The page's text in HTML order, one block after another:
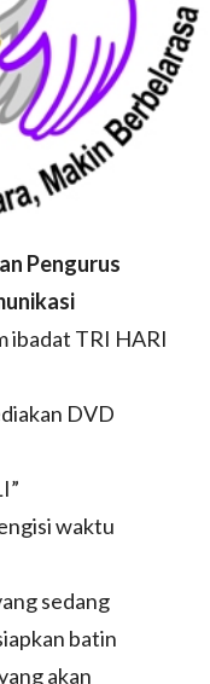
Pengurus
ibadat TRI HARI
DVD
waktu
sedang
batin
akan